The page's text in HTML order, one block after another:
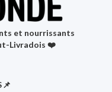
et nourrissants
Livradois ❤️